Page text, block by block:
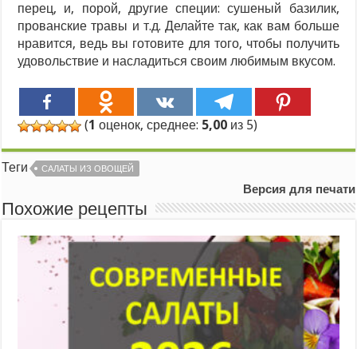
перец, и, порой, другие специи: сушеный базилик,
прованские травы и т.д. Делайте так, как вам больше
нравится, ведь вы готовите для того, чтобы получить
удовольствие и насладиться своим любимым вкусом.
(1 оценок, среднее: 5,00 из 5)
Теги САЛАТЫ ИЗ ОВОЩЕЙ
Версия для печати
Похожие рецепты